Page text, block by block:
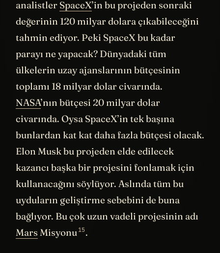
Tüm bu rekabete rağmen finansal
analistler SpaceX’in bu projeden sonraki
değerinin 120 milyar dolara çıkabileceğini
tahmin ediyor. Peki SpaceX bu kadar
parayı ne yapacak? Dünyadaki tüm
ülkelerin uzay ajanslarının bütçesinin
toplamı 18 milyar dolar civarında.
NASA’nın bütçesi 20 milyar dolar
civarında. Oysa SpaceX’in tek başına
bunlardan kat kat daha fazla bütçesi olacak.
Elon Musk bu projeden elde edilecek
kazancı başka bir projesini fonlamak için
kullanacağını söylüyor. Aslında tüm bu
uyduların geliştirme sebebini de buna
bağlıyor. Bu çok uzun vadeli projesinin adı